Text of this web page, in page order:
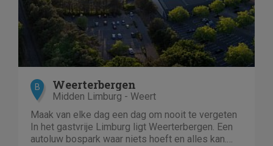
B Weerterbergen
Midden Limburg - Weert
Maak van elke dag een dag om nooit te vergeten
In het gastvrije Limburg ligt Weerterbergen. Een
autoluw bospark waar niets hoeft en alles kan.